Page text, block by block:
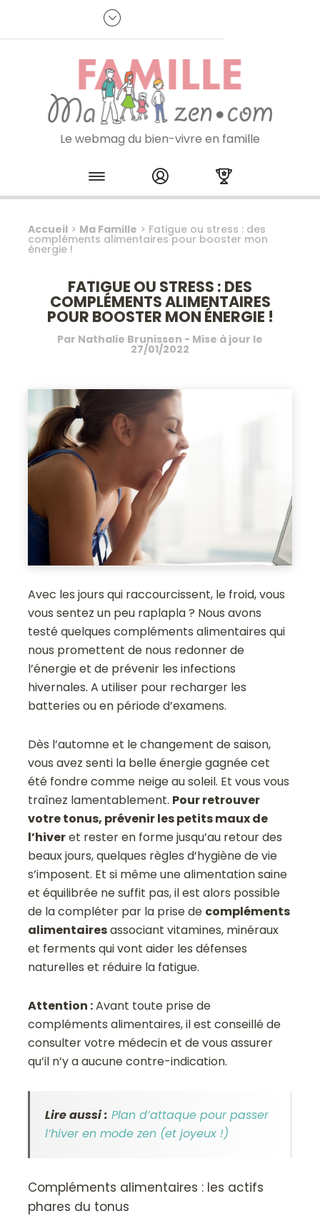
Je m'inscris à la newsletter
Le webmag du bien-vivre en famille
Skip to content
Accueil > Ma Famille > Fatigue ou stress : des
compléments alimentaires pour booster mon
énergie !
FATIGUE OU STRESS : DES
COMPLÉMENTS ALIMENTAIRES
POUR BOOSTER MON ÉNERGIE !
Par Nathalie Brunissen - Mise à jour le
27/01/2022
Avec les jours qui raccourcissent, le froid, vous
vous sentez un peu raplapla ? Nous avons
testé quelques compléments alimentaires qui
nous promettent de nous redonner de
l’énergie et de prévenir les infections
hivernales. A utiliser pour recharger les
batteries ou en période d’examens.
Dès l’automne et le changement de saison,
vous avez senti la belle énergie gagnée cet
été fondre comme neige au soleil. Et vous vous
traînez lamentablement. Pour retrouver
votre tonus, prévenir les petits maux de
l’hiveret rester en forme jusqu’au retour des
beaux jours, quelques règles d’hygiène de vie
s’imposent. Et si même une alimentation saine
et équilibrée ne suffit pas, il est alors possible
de la compléter par la prise de compléments
alimentairesassociant vitamines, minéraux
et ferments qui vont aider les défenses
naturelles et réduire la fatigue.
Attention :Avant toute prise de
compléments alimentaires, il est conseillé de
consulter votre médecin et de vous assurer
qu’il n’y a aucune contre-indication.
Lire aussi : Plan d’attaque pour passer
l’hiver en mode zen (et joyeux !)
Compléments alimentaires : les actifs
phares du tonus
Panneau de gestion des cookies